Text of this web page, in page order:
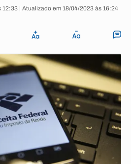
| Atualizado em 18/04/2023 às 16:24